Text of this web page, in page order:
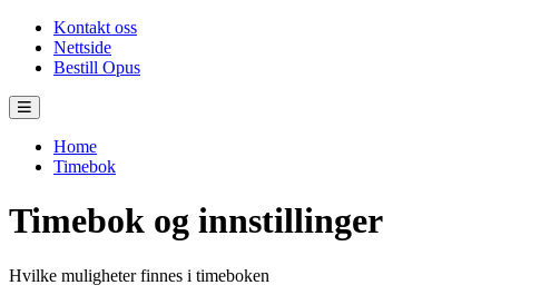
Kontakt oss
Nettside
Bestill Opus
Home
Timebok
Timebok og innstillinger
Hvilke muligheter finnes i timeboken